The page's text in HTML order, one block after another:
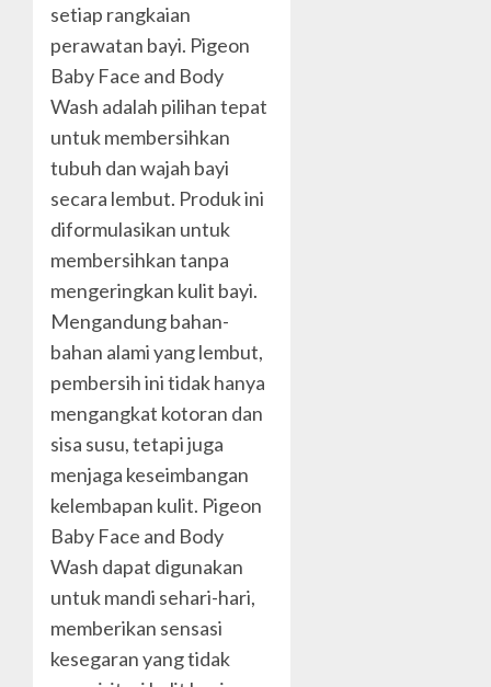
setiap rangkaian
perawatan bayi. Pigeon
Baby Face and Body
Wash adalah pilihan tepat
untuk membersihkan
tubuh dan wajah bayi
secara lembut. Produk ini
diformulasikan untuk
membersihkan tanpa
mengeringkan kulit bayi.
Mengandung bahan-
bahan alami yang lembut,
pembersih ini tidak hanya
mengangkat kotoran dan
sisa susu, tetapi juga
menjaga keseimbangan
kelembapan kulit. Pigeon
Baby Face and Body
Wash dapat digunakan
untuk mandi sehari-hari,
memberikan sensasi
kesegaran yang tidak